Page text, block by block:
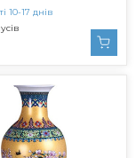
теплий
Кельвін, 4 шт. (1
10-17 днів